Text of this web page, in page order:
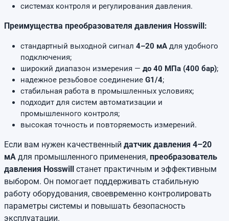
системах контроля и регулирования давления.
Преимущества преобразователя давления Hosswill:
стандартный выходной сигнал 4–20 мА для удобного
подключения;
широкий диапазон измерения — до 40 МПа (400 бар);
надежное резьбовое соединение G1/4;
стабильная работа в промышленных условиях;
подходит для систем автоматизации и
промышленного контроля;
высокая точность и повторяемость измерений.
Если вам нужен качественный датчик давления 4–20
мА для промышленного применения, преобразователь
давления Hosswill станет практичным и эффективным
выбором. Он помогает поддерживать стабильную
работу оборудования, своевременно контролировать
параметры системы и повышать безопасность
эксплуатации.